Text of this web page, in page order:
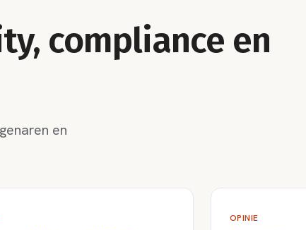
compliance en
en
OPINIE